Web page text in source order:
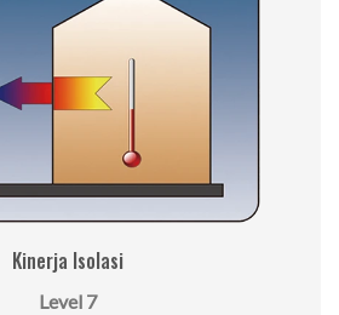
Kinerja Isolasi
Level 7